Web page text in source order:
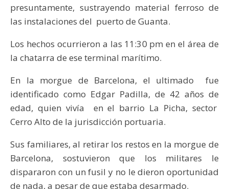
presuntamente, sustrayendo material ferroso de
las instalaciones del puerto de Guanta.
Los hechos ocurrieron a las 11:30 pm en el área de
la chatarra de ese terminal marítimo.
En la morgue de Barcelona, el ultimado fue
identificado como Edgar Padilla, de 42 años de
edad, quien vivía en el barrio La Picha, sector
Cerro Alto de la jurisdicción portuaria.
Sus familiares, al retirar los restos en la morgue de
Barcelona, sostuvieron que los militares le
dispararon con un fusil y no le dieron oportunidad
de nada, a pesar de que estaba desarmado.